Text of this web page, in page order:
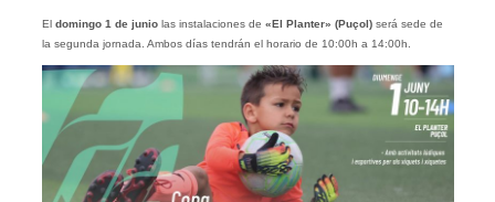
El domingo 1 de juniolas instalaciones de «El Planter» (Puçol)será sede de
la segunda jornada. Ambos días tendrán el horario de 10:00h a 14:00h.